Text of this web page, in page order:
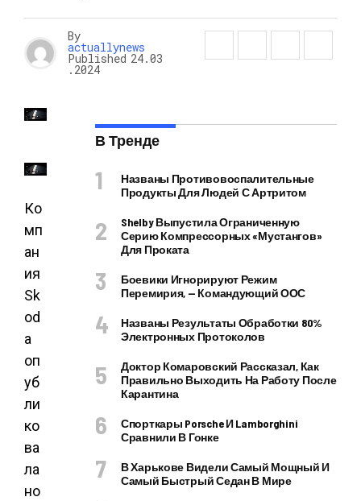
By
actuallynews
Published 24.03
.2024
Ко
мп
ан
ия
Sk
od
a
оп
уб
ли
ко
ва
ла
но
В Тренде
Названы Противовоспалительные
Продукты Для Людей С Артритом
Shelby Выпустила Ограниченную
Серию Компрессорных «Мустангов»
Для Проката
Боевики Игнорируют Режим
Перемирия, — Командующий ООС
Названы Результаты Обработки 80%
Электронных Протоколов
Доктор Комаровский Рассказал, Как
Правильно Выходить На Работу После
Карантина
Спорткары Porsche И Lamborghini
Сравнили В Гонке
В Харькове Видели Самый Мощный И
Самый Быстрый Седан В Мире